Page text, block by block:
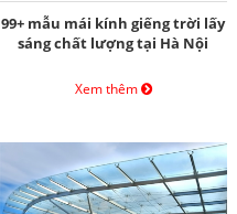
99+ mẫu mái kính giếng trời lấy
sáng chất lượng tại Hà Nội
Xem thêm